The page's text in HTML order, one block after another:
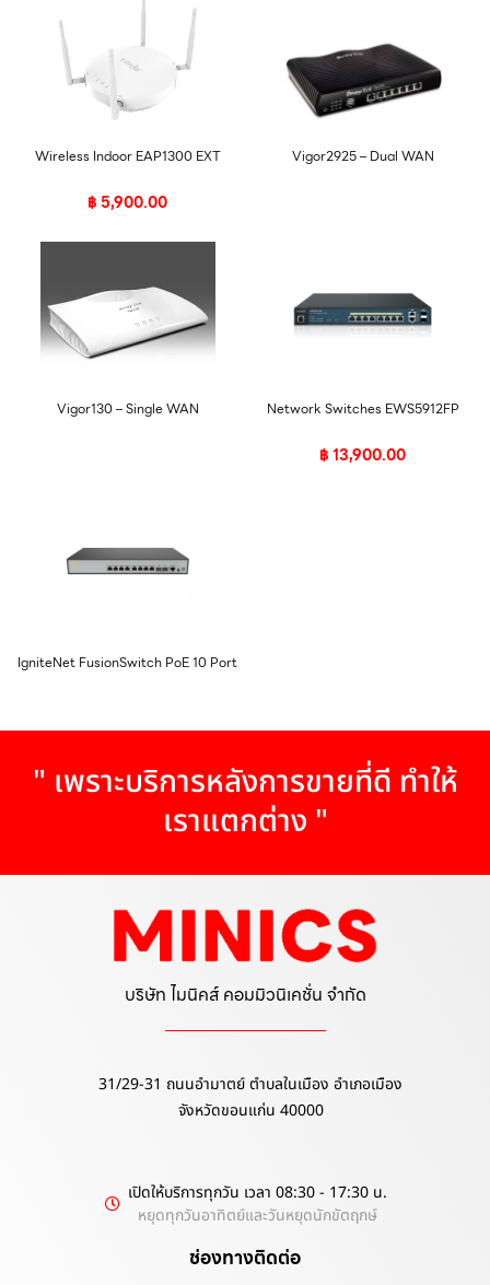
Wireless Indoor EAP1300 EXT
฿5,900.00
Vigor2925 – Dual WAN
Vigor130 – Single WAN Network Switches EWS5912FP
฿13,900.00
IgniteNet FusionSwitch PoE 10 Port
" เพราะบริการหลังการขายที่ดี ทำให้
เราแตกต่าง "
บริษัท ไมนิคส์ คอมมิวนิเคชั่น จำกัด
31/29-31 ถนนอำมาตย์ ตำบลในเมือง อำเภอเมือง
จังหวัดขอนแก่น 40000
เปิดให้บริการทุกวัน เวลา 08:30 - 17:30 น.
หยุดทุกวันอาทิตย์และวันหยุดนักขัตฤกษ์
ช่องทางติดต่อ